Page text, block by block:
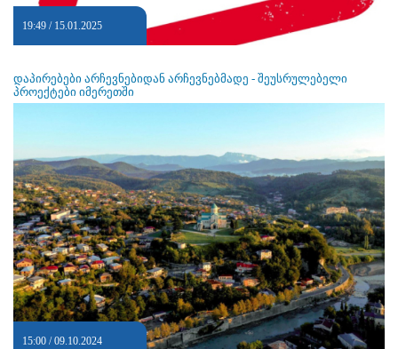
19:49 / 15.01.2025
დაპირებები არჩევნებიდან არჩევნებმადე - შეუსრულებელი
პროექტები იმერეთში
15:00 / 09.10.2024